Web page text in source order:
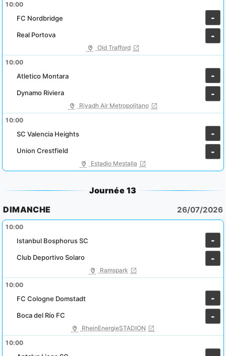
10:00
FC Nordbridge
-
-
Real Portova
Old Trafford
10:00
Atletico Montara
-
-
Dynamo Riviera
Riyadh Air Metropolitano
10:00
SC Valencia Heights
-
-
Union Crestfield
Estadio Mestalla
Journée 13
DIMANCHE
26/07/2026
10:00
Istanbul Bosphorus SC
-
-
Club Deportivo Solaro
Ramspark
10:00
FC Cologne Domstadt
-
-
Boca del Río FC
RheinEnergieSTADION
10:00